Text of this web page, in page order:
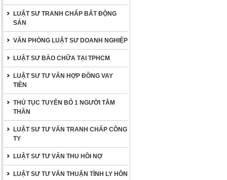
LUẬT SƯ TRANH CHẤP BẤT ĐỘNG
SẢN
VĂN PHÒNG LUẬT SƯ DOANH NGHIỆP
LUẬT SƯ BÀO CHỮA TẠI TPHCM
LUẬT SƯ TƯ VẤN HỢP ĐỒNG VAY
TIỀN
THỦ TỤC TUYÊN BỐ 1 NGƯỜI TÂM
THẦN
LUẬT SƯ TƯ VẤN TRANH CHẤP CÔNG
TY
LUẬT SƯ TƯ VẤN THU HỒI NỢ
LUẬT SƯ TƯ VẤN THUẬN TÌNH LY HÔN